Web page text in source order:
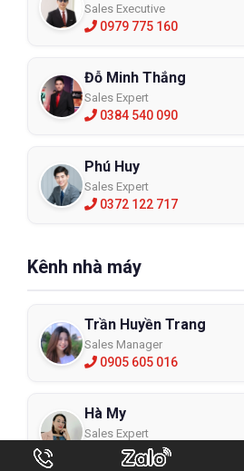
Sales Executive
0979 775 160
Đỗ Minh Thắng
Sales Expert
0384 540 090
Phú Huy
Sales Expert
0372 122 717
Kênh nhà máy
Trần Huyền Trang
Sales Manager
0905 605 016
Hà My
Sales Expert
0942 908 098